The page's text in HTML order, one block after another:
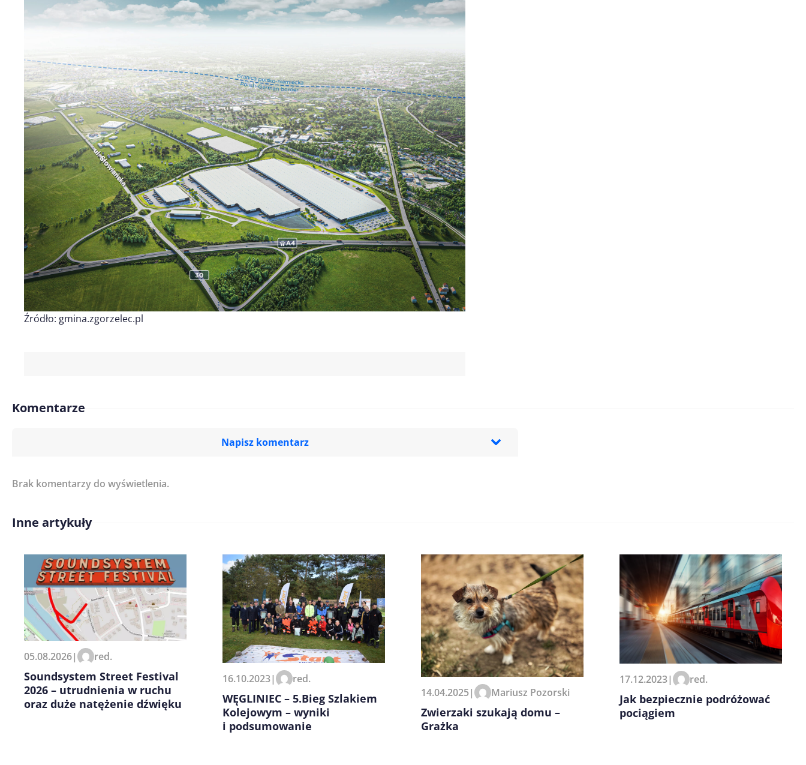
Źródło: gmina.zgorzelec.pl
Komentarze
Napisz komentarz
Imię/ Nick*
Zapamiętaj moje dane w tej przeglądarce podczas pisania
kolejnych komentarzy.
Brak komentarzy do wyświetlenia.
Inne artykuły
05.08.2026| red.
Soundsystem Street Festival
2026 – utrudnienia w ruchu
oraz duże natężenie dźwięku
16.10.2023| red.
WĘGLINIEC – 5.Bieg Szlakiem
Kolejowym – wyniki
i podsumowanie
14.04.2025| Mariusz Pozorski
Zwierzaki szukają domu –
Grażka
17.12.2023| red.
Jak bezpiecznie podróżować
pociągiem